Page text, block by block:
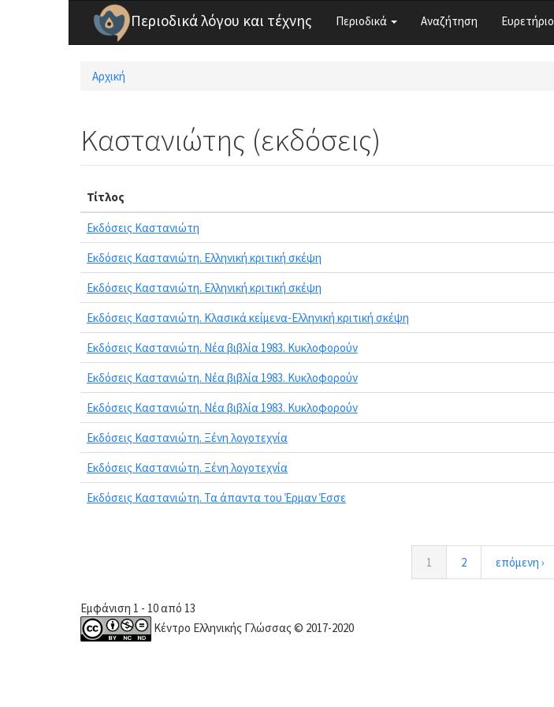
Παράκαμψη προς το κυρίως περιεχόμενο
Περιοδικά λόγου και τέχνης Περιοδικά Αναζήτηση Ευρετήριο
Είστε εδώ
Αρχική
Καστανιώτης (εκδόσεις)
Τίτλος
Εκδόσεις Καστανιώτη
Εκδόσεις Καστανιώτη. Ελληνική κριτική σκέψη
Εκδόσεις Καστανιώτη. Ελληνική κριτική σκέψη
Εκδόσεις Καστανιώτη. Κλασικά κείμενα-Ελληνική κριτική σκέψη
Εκδόσεις Καστανιώτη. Νέα βιβλία 1983. Κυκλοφορούν
Εκδόσεις Καστανιώτη. Νέα βιβλία 1983. Κυκλοφορούν
Εκδόσεις Καστανιώτη. Νέα βιβλία 1983. Κυκλοφορούν
Εκδόσεις Καστανιώτη. Ξένη λογοτεχνία
Εκδόσεις Καστανιώτη. Ξένη λογοτεχνία
Εκδόσεις Καστανιώτη. Τα άπαντα του Έρμαν Έσσε
1 2 επόμενη ›
Εμφάνιση 1 - 10 από 13
Κέντρο Ελληνικής Γλώσσας © 2017-2020